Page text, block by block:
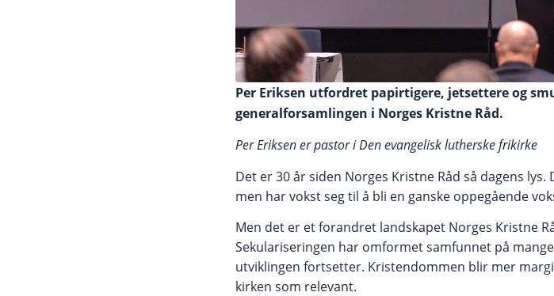
Per Eriksen utfordret papirtigere, jetsettere og
generalforsamlingen i Norges Kristne Råd.
Per Eriksen er pastor i Den evangelisk lutherske frikirke
Det er 30 år siden Norges Kristne Råd så dagens
men har vokst seg til å bli en ganske oppegående
Men det er et forandret landskapet Norges Kristne
Sekulariseringen har omformet samfunnet på
utviklingen fortsetter. Kristendommen blir mer
kirken som relevant.